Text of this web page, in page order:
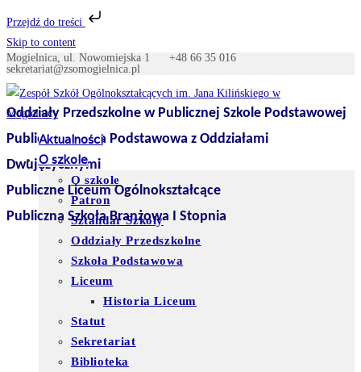
Przejdź do treści
Skip to content
Mogielnica, ul. Nowomiejska 1 +48 66 35 016
sekretariat@zsomogielnica.pl
Oddziały Przedszkolne w Publicznej Szkole Podstawowej
Publiczna Szkoła Podstawowa z Oddziałami
Dwujęzycznymi
Publiczne Liceum Ogólnokształcące
Publiczna Szkoła Branżowa I Stopnia
Aktualności
O szkole
O szkole
Patron
Sztandar Szkoły
Oddziały Przedszkolne
Szkoła Podstawowa
Liceum
Historia Liceum
Statut
Sekretariat
Biblioteka